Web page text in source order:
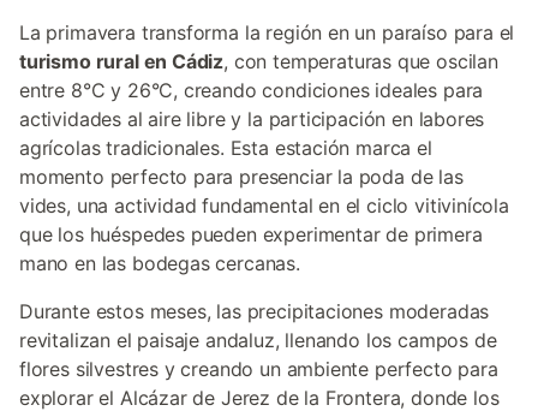
La primavera transforma la región en un paraíso para el
turismo rural en Cádiz, con temperaturas que oscilan
entre 8°C y 26°C, creando condiciones ideales para
actividades al aire libre y la participación en labores
agrícolas tradicionales. Esta estación marca el
momento perfecto para presenciar la poda de las
vides, una actividad fundamental en el ciclo vitivinícola
que los huéspedes pueden experimentar de primera
mano en las bodegas cercanas.
Durante estos meses, las precipitaciones moderadas
revitalizan el paisaje andaluz, llenando los campos de
flores silvestres y creando un ambiente perfecto para
explorar el Alcázar de Jerez de la Frontera, donde los